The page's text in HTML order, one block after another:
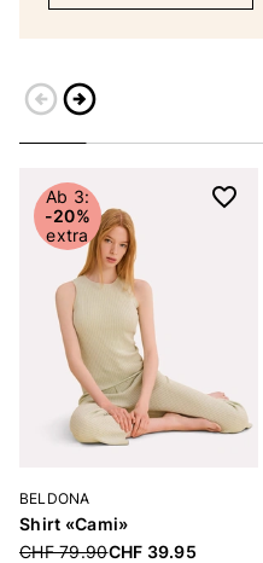
arrow_circle_leftarrow_circle_right
Ab 3:
-20%
extra
BELDONA
Shirt «Cami»
Price reduced from
CHF 79.90CHF 39.95